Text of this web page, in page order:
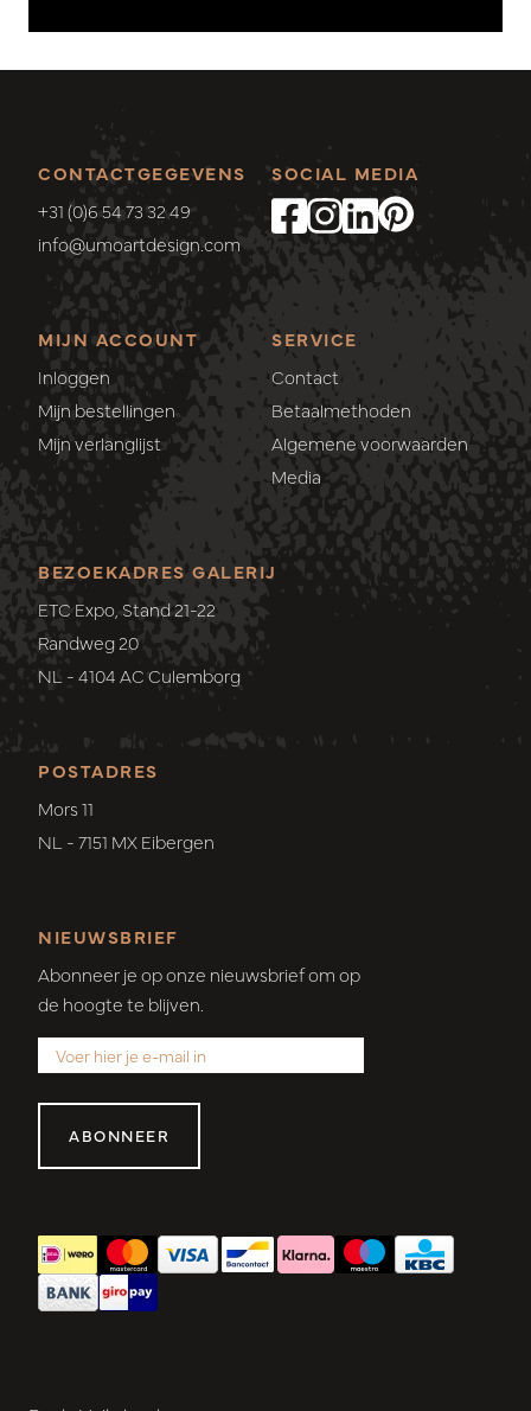
CONTACTGEGEVENS
+31 (0)6 54 73 32 49
info@umoartdesign.com
MIJN ACCOUNT
Inloggen
Mijn bestellingen
Mijn verlanglijst
SERVICE
Contact
Betaalmethoden
Algemene voorwaarden
Media
SOCIAL MEDIA
POSTADRES
Mors 11
NL - 7151 MX Eibergen
BEZOEKADRES GALERIJ
ETC Expo, Stand 21-22
Randweg 20
NL - 4104 AC Culemborg
NIEUWSBRIEF
Abonneer je op onze nieuwsbrief om op
de hoogte te blijven.
ABONNEER